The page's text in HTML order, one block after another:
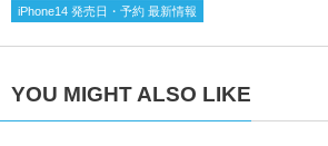
iPhone14 発売日・予約 最新情報
YOU MIGHT ALSO LIKE